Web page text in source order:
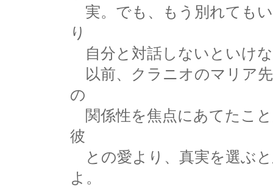
実。でも、もう別れても
り
自分と対話しないといけ
以前、クラニオのマリア
の
関係性を焦点にあてたこ
彼
との愛より、真実を選ぶ
よ。